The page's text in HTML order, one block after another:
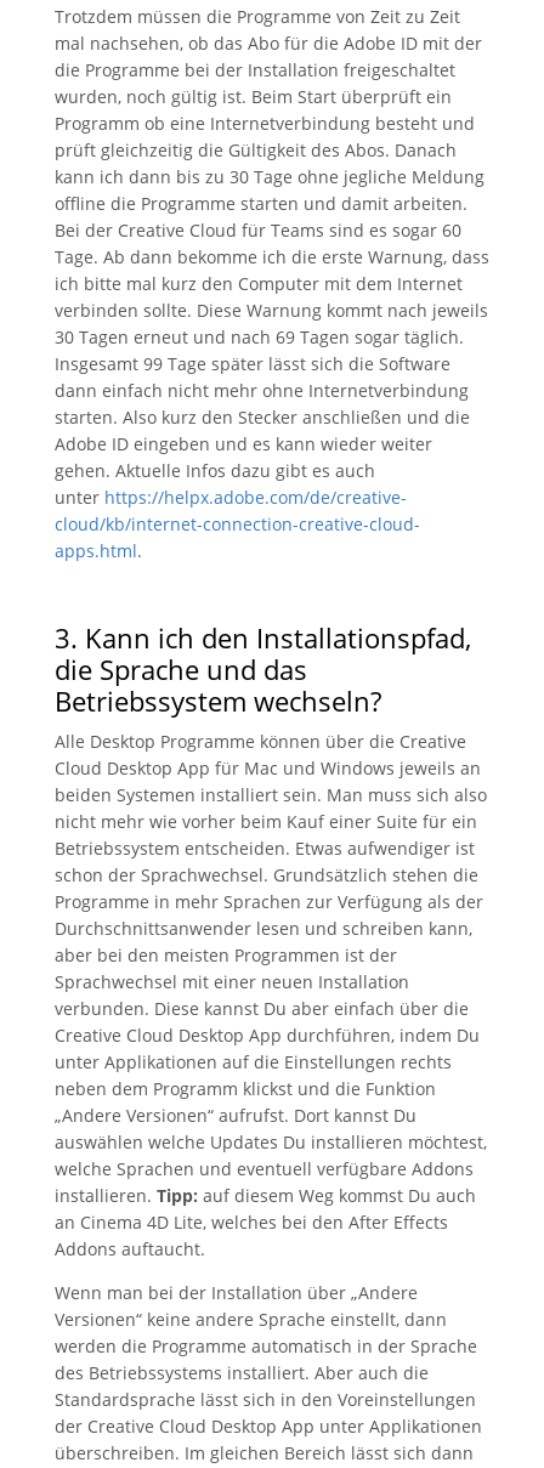
Trotzdem müssen die Programme von Zeit zu Zeit
mal nachsehen, ob das Abo für die Adobe ID mit der
die Programme bei der Installation freigeschaltet
wurden, noch gültig ist. Beim Start überprüft ein
Programm ob eine Internetverbindung besteht und
prüft gleichzeitig die Gültigkeit des Abos. Danach
kann ich dann bis zu 30 Tage ohne jegliche Meldung
offline die Programme starten und damit arbeiten.
Bei der Creative Cloud für Teams sind es sogar 60
Tage. Ab dann bekomme ich die erste Warnung, dass
ich bitte mal kurz den Computer mit dem Internet
verbinden sollte. Diese Warnung kommt nach jeweils
30 Tagen erneut und nach 69 Tagen sogar täglich.
Insgesamt 99 Tage später lässt sich die Software
dann einfach nicht mehr ohne Internetverbindung
starten. Also kurz den Stecker anschließen und die
Adobe ID eingeben und es kann wieder weiter
gehen. Aktuelle Infos dazu gibt es auch
unter https://helpx.adobe.com/de/creative-
cloud/kb/internet-connection-creative-cloud-
apps.html.
3. Kann ich den Installationspfad,
die Sprache und das
Betriebssystem wechseln?
Alle Desktop Programme können über die Creative
Cloud Desktop App für Mac und Windows jeweils an
beiden Systemen installiert sein. Man muss sich also
nicht mehr wie vorher beim Kauf einer Suite für ein
Betriebssystem entscheiden. Etwas aufwendiger ist
schon der Sprachwechsel. Grundsätzlich stehen die
Programme in mehr Sprachen zur Verfügung als der
Durchschnittsanwender lesen und schreiben kann,
aber bei den meisten Programmen ist der
Sprachwechsel mit einer neuen Installation
verbunden. Diese kannst Du aber einfach über die
Creative Cloud Desktop App durchführen, indem Du
unter Applikationen auf die Einstellungen rechts
neben dem Programm klickst und die Funktion
„Andere Versionen“ aufrufst. Dort kannst Du
auswählen welche Updates Du installieren möchtest,
welche Sprachen und eventuell verfügbare Addons
installieren. Tipp: auf diesem Weg kommst Du auch
an Cinema 4D Lite, welches bei den After Effects
Addons auftaucht.
Wenn man bei der Installation über „Andere
Versionen“ keine andere Sprache einstellt, dann
werden die Programme automatisch in der Sprache
des Betriebssystems installiert. Aber auch die
Standardsprache lässt sich in den Voreinstellungen
der Creative Cloud Desktop App unter Applikationen
überschreiben. Im gleichen Bereich lässt sich dann